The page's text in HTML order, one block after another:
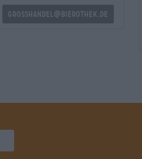
grosshandel@bierothek.de